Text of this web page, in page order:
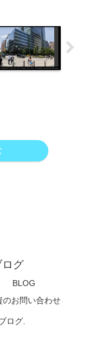
ログ
BLOG
のお問い合わせ
ログ.